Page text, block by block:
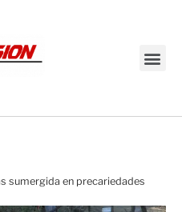
sumergida en precariedades